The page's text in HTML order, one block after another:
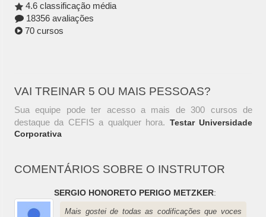
4.6 classificação média
18356 avaliações
70 cursos
VAI TREINAR 5 OU MAIS PESSOAS?
Sua equipe pode ter acesso a mais de 300 cursos de
destaque da CEFIS a qualquer hora. Testar Universidade
Corporativa
COMENTÁRIOS SOBRE O INSTRUTOR
SERGIO HONORETO PERIGO METZKER:
Mais gostei de todas as codificações que voces